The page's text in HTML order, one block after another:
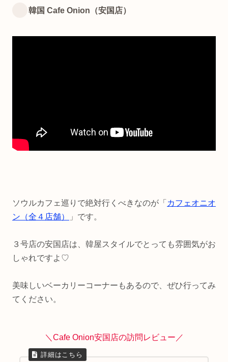
韓国 Cafe Onion（安国店）
ソウルカフェ巡りで絶対行くべきなのが「 カフェオニオ
ン（全４店舗）
」です。
３号店の安国店は、韓屋スタイルでとっても雰囲気がお
しゃれですよ♡
美味しいベーカリーコーナーもあるので、ぜひ行ってみ
てください。
＼Cafe Onion安国店の訪問レビュー／